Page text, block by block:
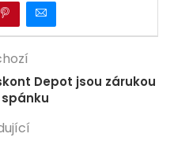
Depot jsou zárukou